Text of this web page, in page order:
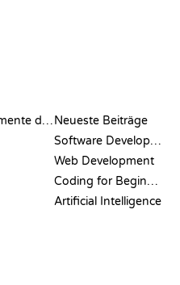
Alle Dokumente durchsuchenNeueste Beiträge
Software Development
Web Development
Coding for Beginners
Artificial Intelligence